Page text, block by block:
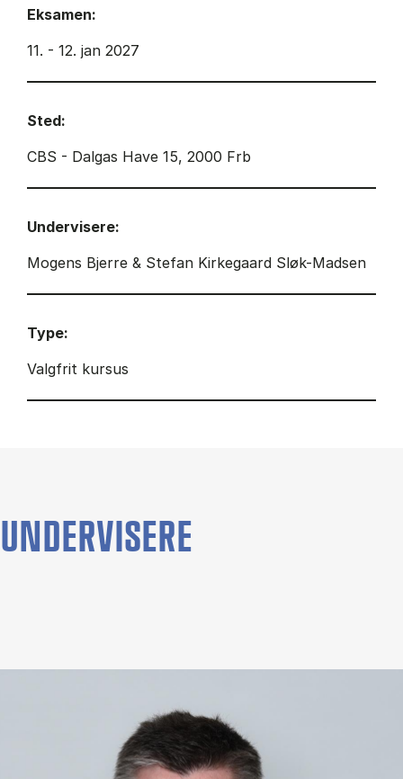
Eksamen:
11. - 12. jan 2027
Sted:
CBS - Dalgas Have 15, 2000 Frb
Undervisere:
Mogens Bjerre & Stefan Kirkegaard Sløk-Madsen
Type:
Valgfrit kursus
UNDERVISERE